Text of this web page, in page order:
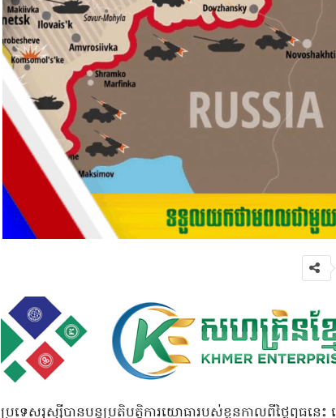
ប្រទេសរុស្ស៊ីបានបន្តប្រតិបត្តិការយោធារបស់ខ្លួនកាលពីថ្ងៃពុធ